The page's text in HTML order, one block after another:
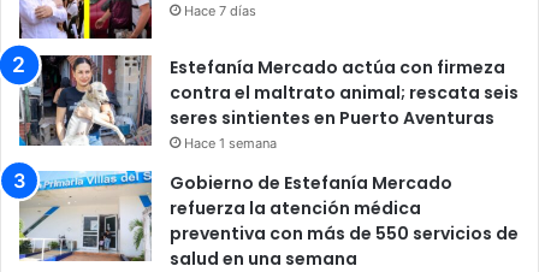
Hace 7 días
Estefanía Mercado actúa con firmeza
contra el maltrato animal; rescata seis
seres sintientes en Puerto Aventuras
Hace 1 semana
Gobierno de Estefanía Mercado
refuerza la atención médica
preventiva con más de 550 servicios de
salud en una semana